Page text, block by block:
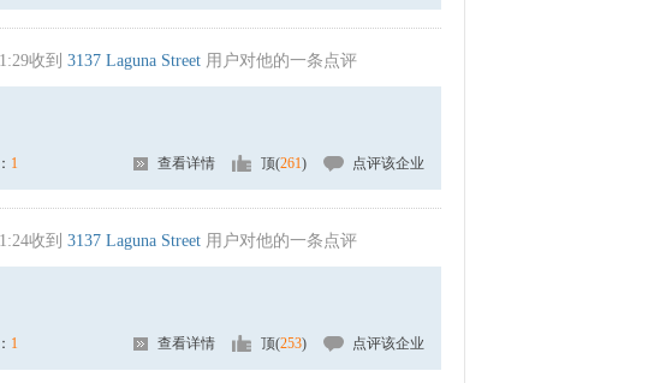
收到 3137 Laguna Street 用户对他的一条点评
1 查看详情 顶(261) 点评该企业
收到 3137 Laguna Street 用户对他的一条点评
1 查看详情 顶(253) 点评该企业